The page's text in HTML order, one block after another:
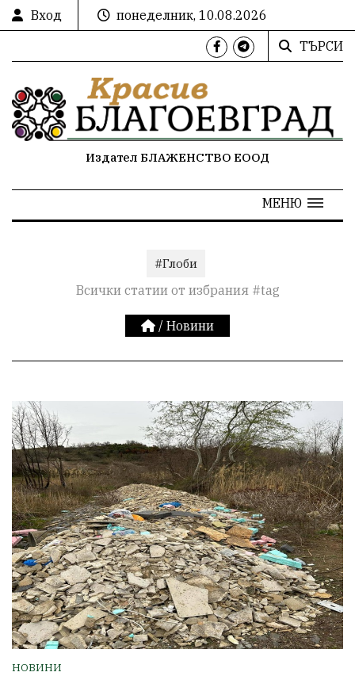
Вход
понеделник, 10.08.2026
ТЪРСИ
Издател БЛАЖЕНСТВО ЕООД
МЕНЮ
#Глоби
Всички статии от избрания #tag
/ Новини
НОВИНИ